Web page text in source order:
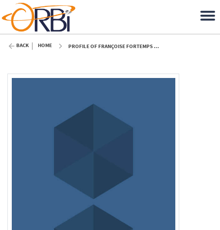
BACK HOME PROFILE OF FRANÇOISE FORTEMPS (ULIÈGE)